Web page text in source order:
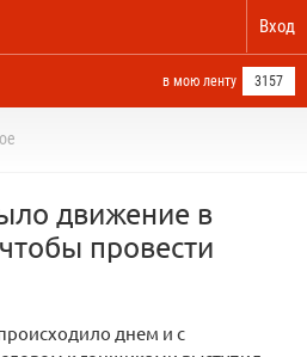
Вход
в мою ленту 3157
движение в
провести
днем и с